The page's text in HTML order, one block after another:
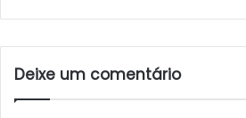
Deixe um comentário